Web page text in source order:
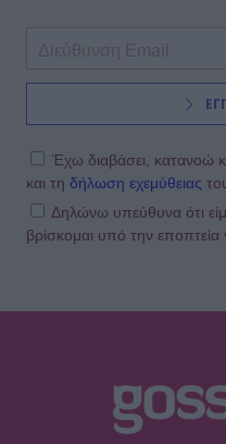
Έχω διαβάσει, κατανοώ
και τη δήλωση εχεμύθειας
Δηλώνω υπεύθυνα ότι
βρίσκομαι υπό την